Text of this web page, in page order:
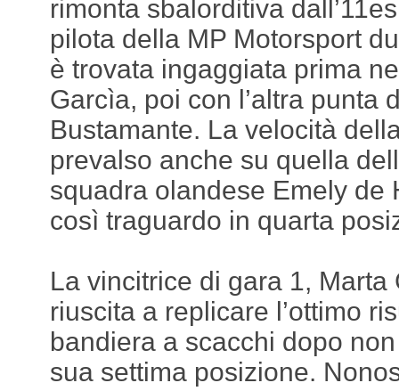
rimonta sbalorditiva
pilota della MP Motorsport
è trovata ingaggiata prima
Garcìa, poi con l’altra punta
Bustamante. La velocità
prevalso anche su quella
squadra olandese Emely de
così traguardo in quarta
La vincitrice di gara 1, Marta
riuscita a replicare l’ottimo
bandiera a scacchi dopo
sua settima posizione.